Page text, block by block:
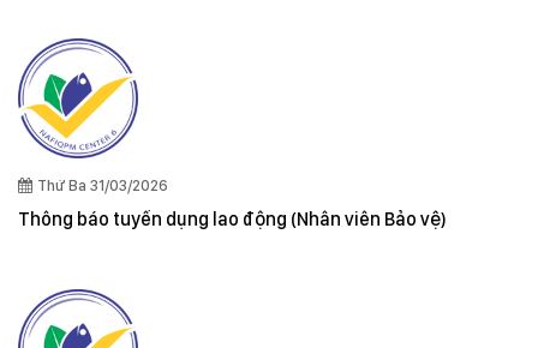
Thứ Ba 31/03/2026
Thông báo tuyển dụng lao động (Nhân viên Bảo vệ)